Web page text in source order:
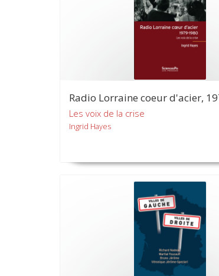
Radio Lorraine coeur d'acier,
Les voix de la crise
Ingrid Hayes